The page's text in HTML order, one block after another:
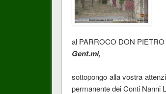
al PARROCO DON
Gent.mi,
sottopongo alla vostra
permanente dei Conti Nanni